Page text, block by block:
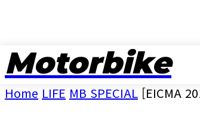
Motorbike
Home LIFE MB SPECIAL [EICMA